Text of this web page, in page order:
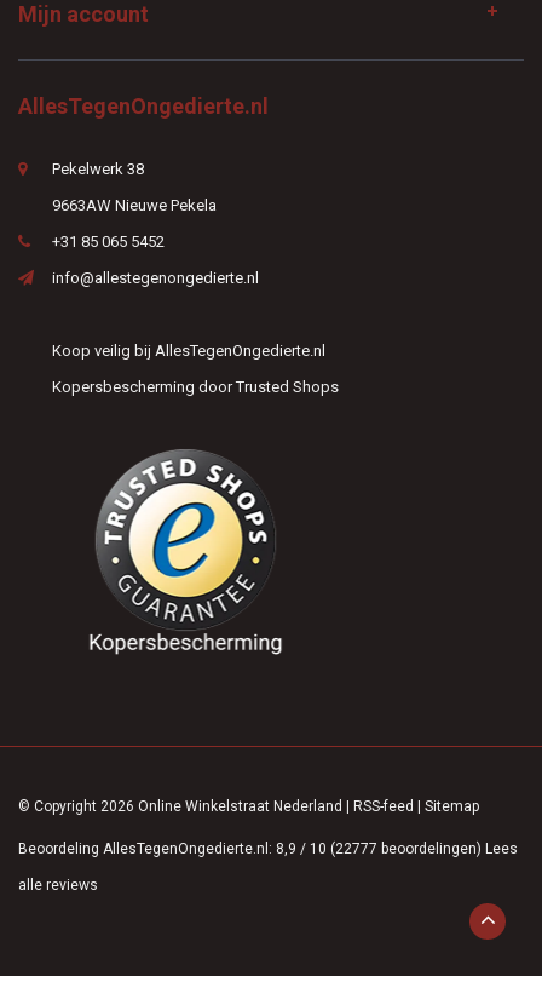
Mijn account
AllesTegenOngedierte.nl
Pekelwerk 38
9663AW Nieuwe Pekela
+31 85 065 5452
info@allestegenongedierte.nl
Koop veilig bij AllesTegenOngedierte.nl
Kopersbescherming door Trusted Shops
© Copyright 2026 Online Winkelstraat Nederland | RSS-feed | Sitemap
Beoordeling AllesTegenOngedierte.nl : 8,9 / 10 (22777 beoordelingen) Lees
alle reviews